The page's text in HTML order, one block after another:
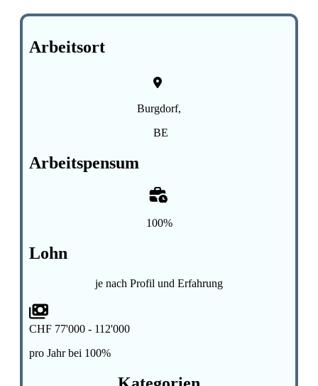
Arbeitsort
Burgdorf,
BE
Arbeitspensum
100%
Lohn
je nach Profil und Erfahrung
CHF 77'000 - 112'000
pro Jahr bei 100%